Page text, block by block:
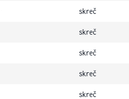
skreč
skreč
skreč
skreč
skreč